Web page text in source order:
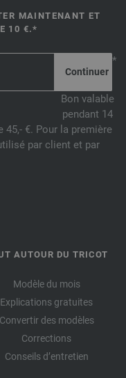
MAINTENANT ET
10 €.*
*
Bon valable
pendant 14
€. Pour la première
par client et par
AUTOUR DU TRICOT
Modèle du mois
Explications gratuites
Convertir des modèles
Corrections
Conseils d’entretien